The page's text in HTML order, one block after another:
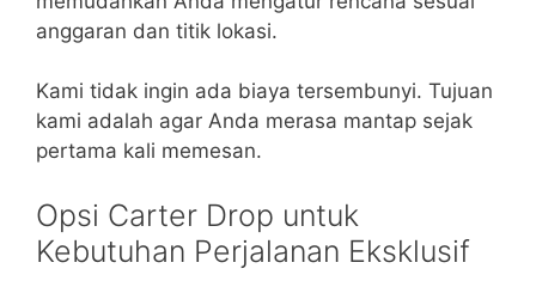
anggaran dan titik lokasi.
Kami tidak ingin ada biaya tersembunyi. Tujuan
kami adalah agar Anda merasa mantap sejak
pertama kali memesan.
Opsi Carter Drop untuk
Kebutuhan Perjalanan Eksklusif